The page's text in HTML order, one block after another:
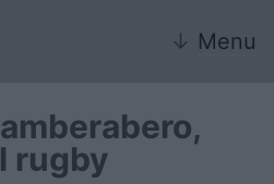
↓ Menu
rugby